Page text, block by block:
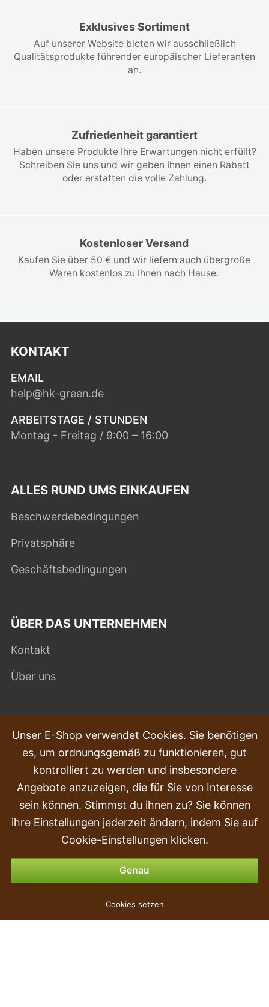
Exklusives Sortiment
Auf unserer Website bieten wir ausschließlich
Qualitätsprodukte führender europäischer Lieferanten
an.
Zufriedenheit garantiert
Haben unsere Produkte Ihre Erwartungen nicht erfüllt?
Schreiben Sie uns und wir geben Ihnen einen Rabatt
oder erstatten die volle Zahlung.
Kostenloser Versand
Kaufen Sie über 50 € und wir liefern auch übergroße
Waren kostenlos zu Ihnen nach Hause.
KONTAKT
EMAIL
help@hk-green.de
ARBEITSTAGE / STUNDEN
Montag - Freitag / 9:00 – 16:00
ALLES RUND UMS EINKAUFEN
Beschwerdebedingungen
Privatsphäre
Geschäftsbedingungen
ÜBER DAS UNTERNEHMEN
Kontakt
Über uns
HÄUFIG GESTELLTE FRAGEN
Beschwerden
Transport und Lieferung
Kauf
Rückgabe & Erstattung
Zahlungsmöglichkeiten
Unser E-Shop verwendet Cookies. Sie benötigen
es, um ordnungsgemäß zu funktionieren, gut
kontrolliert zu werden und insbesondere
Angebote anzuzeigen, die für Sie von Interesse
sein können. Stimmst du ihnen zu? Sie können
ihre Einstellungen jederzeit ändern, indem Sie auf
Cookie-Einstellungen klicken.
Genau
Cookies setzen